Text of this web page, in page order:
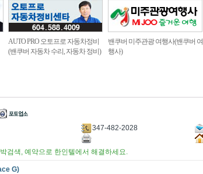
AUTO PRO 오토프로 자동차정비
(밴쿠버 자동차 수리, 자동차 정비)
밴쿠버 미주관광 여행사(밴쿠버 여
행사)
347-482-2028
검색, 예약으로 한인텔에서 해결하세요.
G)